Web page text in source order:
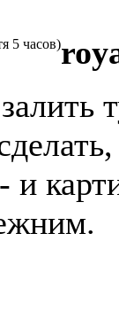
5 часов)
и